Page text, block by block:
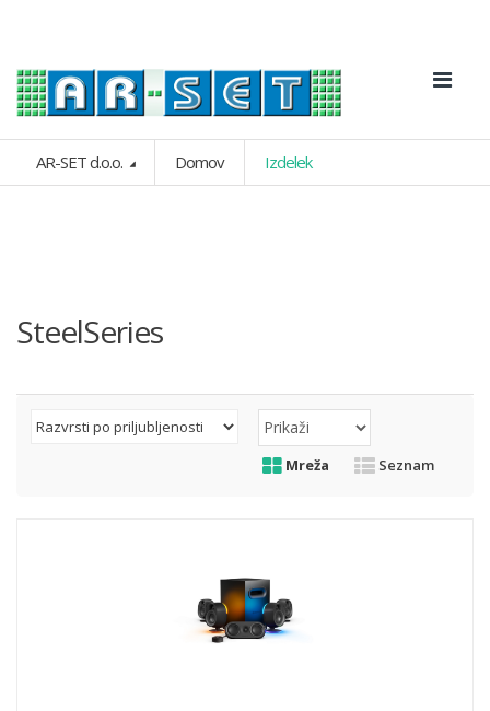
AR-SET d.o.o. Domov Izdelek
SteelSeries
Mreža Seznam